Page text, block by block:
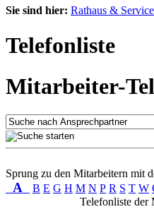
Sie sind hier: Rathaus & Service
Telefonliste
Mitarbeiter-
Sprung zu den Mitarbeitern mit
A B E G H M N P R S T W
Telefonliste der